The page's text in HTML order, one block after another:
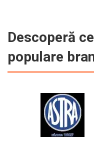
Descoperă
populare